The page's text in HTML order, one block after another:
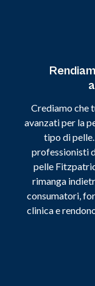
Crediamo che
avanzati per la
tipo di
professionisti
pelle
rimanga
consumatori,
clinica e